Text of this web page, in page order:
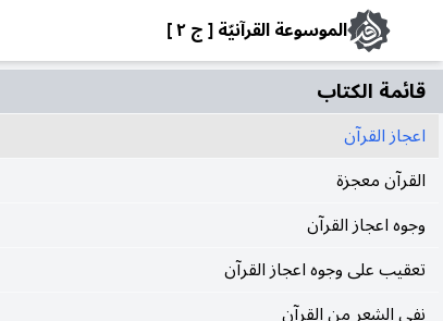
الموسوعة القرآنيّة [ ج ٢ ]
قائمة الکتاب
اعجاز القرآن
القرآن معجزة
وجوه اعجاز القرآن
تعقيب على وجوه اعجاز القرآن